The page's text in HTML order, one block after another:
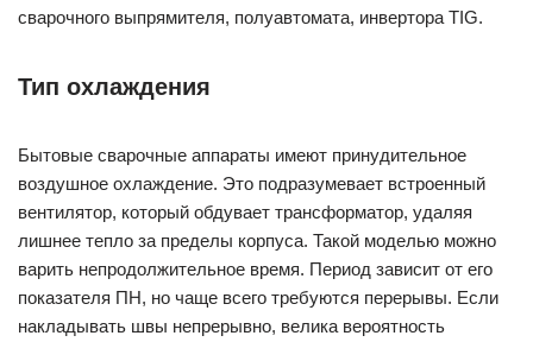
сварочного выпрямителя, полуавтомата, инвертора TIG.
Тип охлаждения
Бытовые сварочные аппараты имеют принудительное
воздушное охлаждение. Это подразумевает встроенный
вентилятор, который обдувает трансформатор, удаляя
лишнее тепло за пределы корпуса. Такой моделью можно
варить непродолжительное время. Период зависит от его
показателя ПН, но чаще всего требуются перерывы. Если
накладывать швы непрерывно, велика вероятность